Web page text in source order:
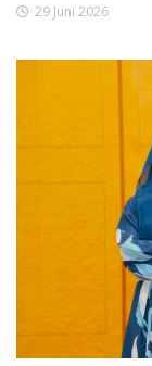
29 Juni 2026